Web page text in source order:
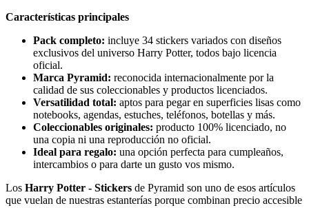
Características principales
Pack completo: incluye 34 stickers variados con diseños
exclusivos del universo Harry Potter, todos bajo licencia
oficial.
Marca Pyramid: reconocida internacionalmente por la
calidad de sus coleccionables y productos licenciados.
Versatilidad total: aptos para pegar en superficies lisas como
notebooks, agendas, estuches, teléfonos, botellas y más.
Coleccionables originales: producto 100% licenciado, no
una copia ni una reproducción no oficial.
Ideal para regalo: una opción perfecta para cumpleaños,
intercambios o para darte un gusto vos mismo.
Los Harry Potter - Stickers de Pyramid son uno de esos artículos
que vuelan de nuestras estanterías porque combinan precio accesible